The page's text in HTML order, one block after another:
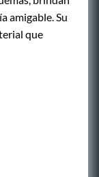
amigable. Su
que